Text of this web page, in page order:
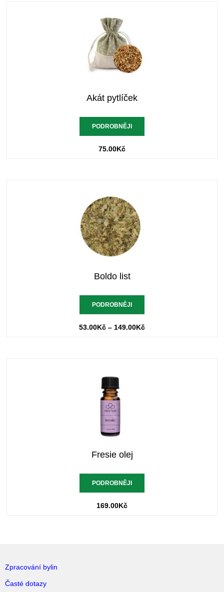
Akát pytlíček
PODROBNĚJI
75.00Kč
Boldo list
PODROBNĚJI
53.00Kč – 149.00Kč
Fresie olej
PODROBNĚJI
169.00Kč
Zpracování bylin
Časté dotazy